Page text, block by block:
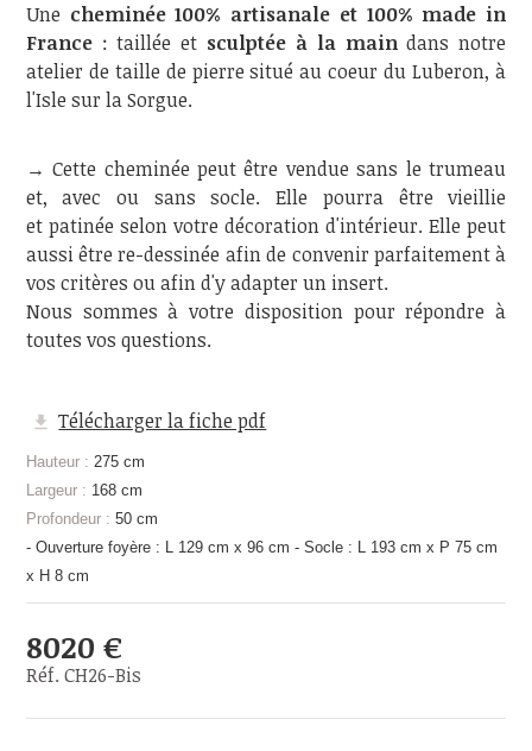
Une cheminée 100% artisanale et 100% made in
France: taillée et sculptée à la maindans notre
atelier de taille de pierre situé au coeur du Luberon, à
l'Isle sur la Sorgue.
→ Cette cheminée peut être vendue sans le trumeau
et, avec ou sans socle. Elle pourra être vieillie
et patinée selon votre décoration d'intérieur. Elle peut
aussi être re-dessinée afin de convenir parfaitement à
vos critères ou afin d'y adapter un insert.
Nous sommes à votre disposition pour répondre à
toutes vos questions.
Télécharger la fiche pdf
Hauteur : 275 cm
Largeur : 168 cm
Profondeur : 50 cm
- Ouverture foyère : L 129 cm x 96 cm - Socle : L 193 cm x P 75 cm
x H 8 cm
8020 €
Réf. CH26-Bis